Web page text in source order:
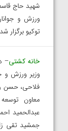
شهید حاج
ورزش و
توکیو برگزار
خانه کشتی–
وزیر ورزش و
فلاحی، حسن
معاون
عبدالحمید
جمشید تقی